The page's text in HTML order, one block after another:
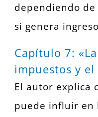
dependiendo
si genera
Capítulo 7:
impuestos y
El autor explica
puede influir en